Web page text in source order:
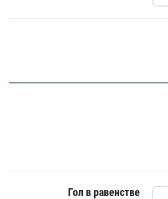
Гол в равенстве